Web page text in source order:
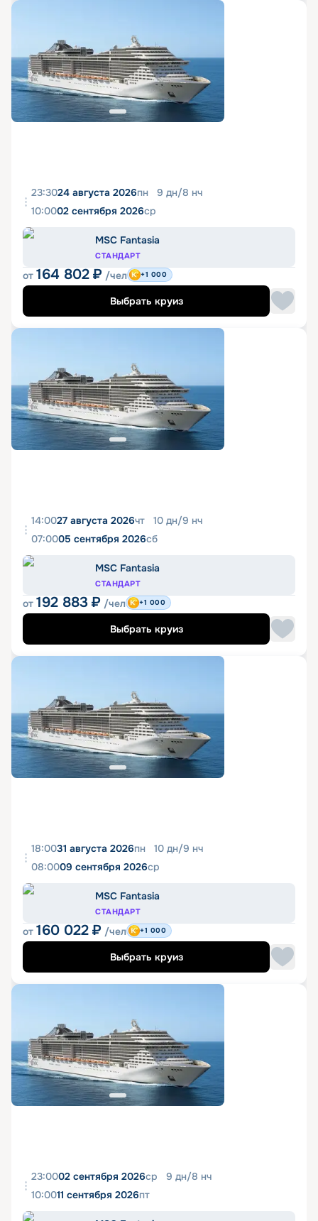
23:3024 августа 2026пн 9 дн/8 нч
10:0002 сентября 2026ср
MSC Fantasia
СТАНДАРТ
от 164 802 ₽ /чел +1 000
Выбрать круиз
14:0027 августа 2026чт 10 дн/9 нч
07:0005 сентября 2026сб
MSC Fantasia
СТАНДАРТ
от 192 883 ₽ /чел +1 000
Выбрать круиз
18:0031 августа 2026пн 10 дн/9 нч
08:0009 сентября 2026ср
MSC Fantasia
СТАНДАРТ
от 160 022 ₽ /чел +1 000
Выбрать круиз
23:0002 сентября 2026ср 9 дн/8 нч
10:0011 сентября 2026пт